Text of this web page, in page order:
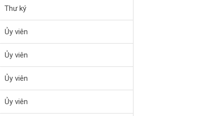
Thư ký
Ủy viên
Ủy viên
Ủy viên
Ủy viên